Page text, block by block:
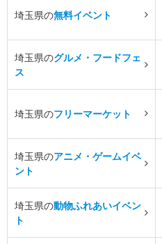
埼玉県の無料イベント
埼玉県のグルメ・フードフェ
ス
埼玉県のフリーマーケット
埼玉県のアニメ・ゲームイベ
ント
埼玉県の動物ふれあいイベン
ト